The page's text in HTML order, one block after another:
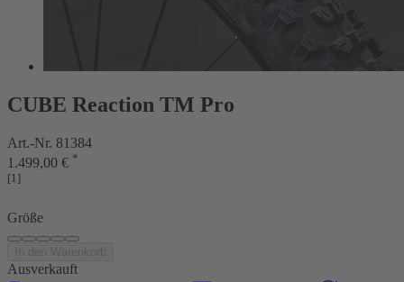
CUBE Reaction TM Pro
Art.-Nr. 81384
1.499,00 € *
[1]
Größe
Ausverkauft